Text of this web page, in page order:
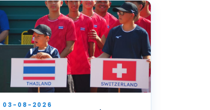
03-08-2026